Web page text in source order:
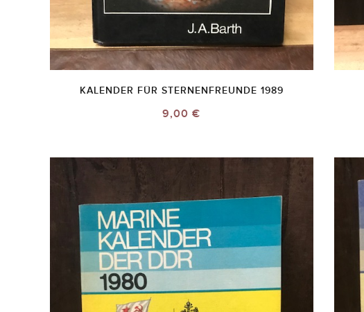
KALENDER FÜR STERNENFREUNDE 1989
9,00 €